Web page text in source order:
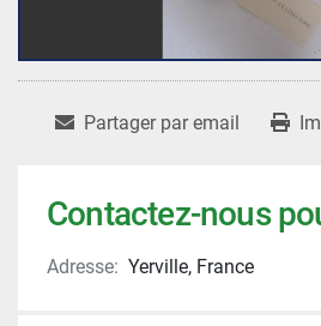
Partager par email
Contactez-nous
Adresse: Yerville, France